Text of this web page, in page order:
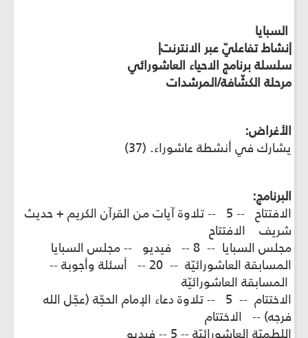
السبايا
|نشاط تفاعليّ عبر الانترنت|
سلسلة برنامج الاحياء العاشورائي
مرحلة الكشّافة/المرشدات
الأغراض:
يشارك في أنشطة عاشوراء. (37)
البرنامج:
الافتتاح -- 5 -- تلاوة آيات من القرآن الكريم + حديث
شريف الافتتاح
مجلس السبايا -- 8 -- فيديو -- مجلس السبايا
المسابقة العاشورائيّة -- 20 -- أسئلة وأجوبة --
المسابقة العاشورائيّة
الاختتام -- 5 -- تلاوة دعاء الإمام الحجّة (عجّل الله
فرجه) -- الاختتام
اللطميّة العاشورائيّة -- 5 -- فيديو